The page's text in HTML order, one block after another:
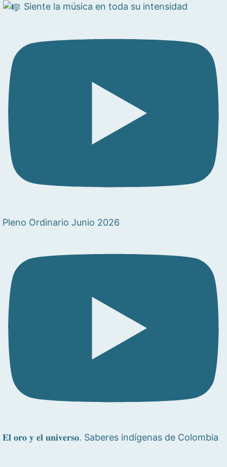
Siente la música en toda su intensidad
Pleno Ordinario Junio 2026
𝐄𝐥 𝐨𝐫𝐨 𝐲 𝐞𝐥 𝐮𝐧𝐢𝐯𝐞𝐫𝐬𝐨. Saberes indígenas de Colombia